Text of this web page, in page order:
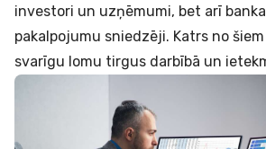
investori un uzņēmumi, bet arī
pakalpojumu sniedzēji. Katrs no
svarīgu lomu tirgus darbībā un